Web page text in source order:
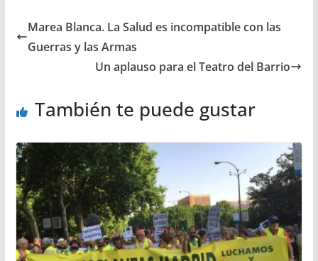
Marea Blanca. La Salud es incompatible con las
Guerras y las Armas
Un aplauso para el Teatro del Barrio
También te puede gustar